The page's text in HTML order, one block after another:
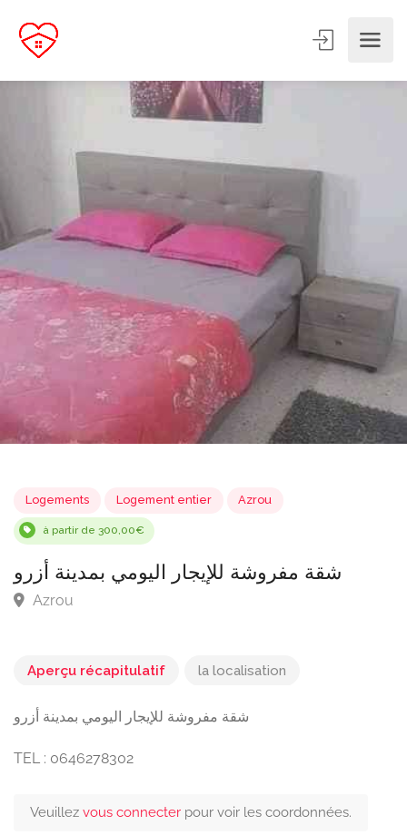
Logements Logement entier
à partir de 300,00€
Aperçu récapitulatif la localisation
شقة مفروشة للإيجار اليومي بمدينة أزرو
TEL : 0646278302
Veuillez vous connecter pour voir les coordonnées.